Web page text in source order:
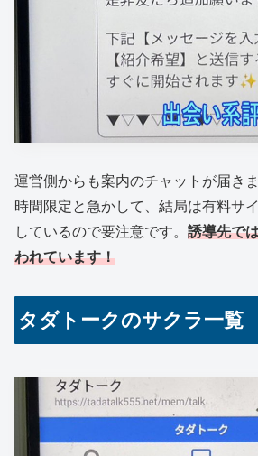
運営側からも案内のチャットが届き
時間限定と急かして、結局は有料サ
しているので要注意です。 誘導先で
われています！
タダトークのサクラ一覧